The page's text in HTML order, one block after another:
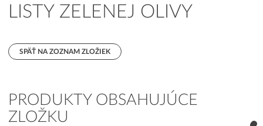
E-SHOP
LISTY ZELENEJ OLIVY
SPÄŤ NA ZOZNAM ZLOŽIEK
PRODUKTY OBSAHUJÚCE
ZLOŽKU